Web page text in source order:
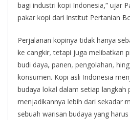
bagi industri kopi Indonesia,” ujar
pakar kopi dari Institut Pertanian
Perjalanan kopinya tidak hanya
ke cangkir, tetapi juga melibatkan
budi daya, panen, pengolahan,
konsumen. Kopi asli Indonesia
budaya lokal dalam setiap langkah
menjadikannya lebih dari sekadar
sebuah warisan budaya yang